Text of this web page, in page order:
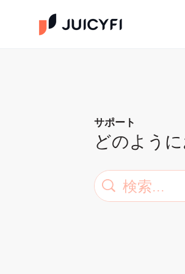
サポート
どのよう